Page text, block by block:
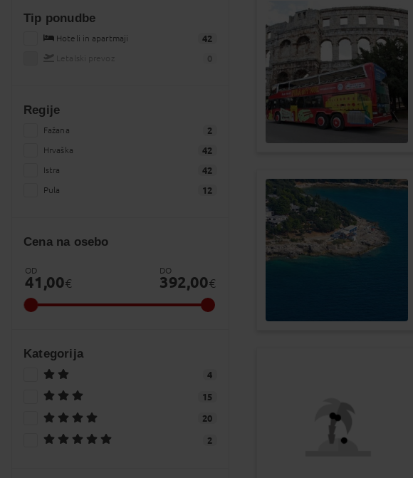
Tip ponudbe
Hoteli in apartmaji 42
Letalski prevoz
Regije
Fažana 2
Hrvaška 42
Istra 42
Pula 12
Cena na osebo
OD
41,00€
DO
392,00€
Kategorija
4
15
20
2